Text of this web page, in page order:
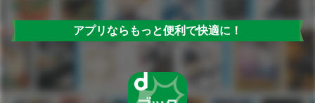
アプリならもっと便利で快適に！